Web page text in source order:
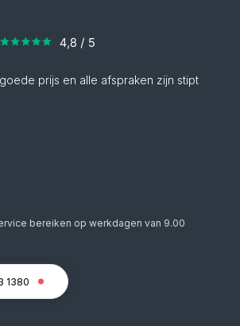
prijs en alle afspraken zijn stipt
bereiken op werkdagen van 9.00
1380